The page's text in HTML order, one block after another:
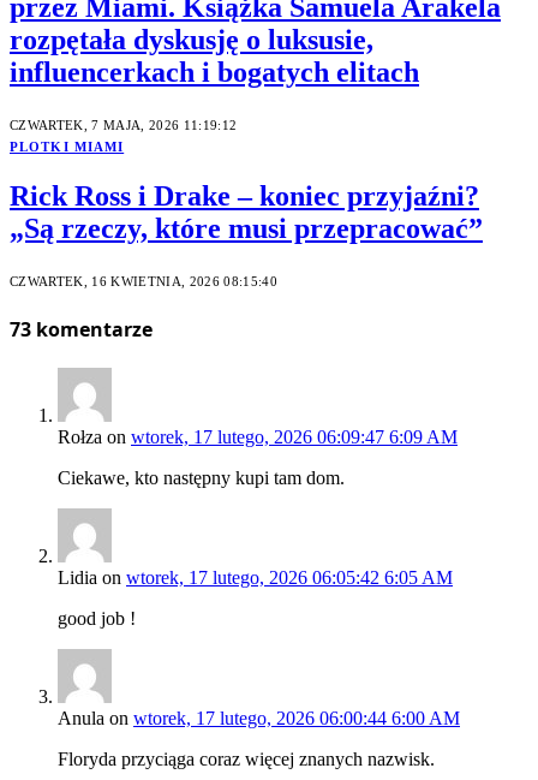
przez Miami. Książka Samuela Arakela
rozpętała dyskusję o luksusie,
influencerkach i bogatych elitach
CZWARTEK, 7 MAJA, 2026 11:19:12
PLOTKI MIAMI
Rick Ross i Drake – koniec przyjaźni?
„Są rzeczy, które musi przepracować”
CZWARTEK, 16 KWIETNIA, 2026 08:15:40
73 komentarze
Rołza on wtorek, 17 lutego, 2026 06:09:47 6:09 AM
Ciekawe, kto następny kupi tam dom.
Lidia on wtorek, 17 lutego, 2026 06:05:42 6:05 AM
good job !
Anula on wtorek, 17 lutego, 2026 06:00:44 6:00 AM
Floryda przyciąga coraz więcej znanych nazwisk.